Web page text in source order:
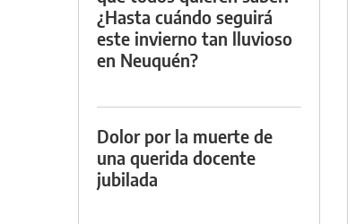
¿Hasta cuándo seguirá
este invierno tan lluvioso
en Neuquén?
Dolor por la muerte de
una querida docente
jubilada